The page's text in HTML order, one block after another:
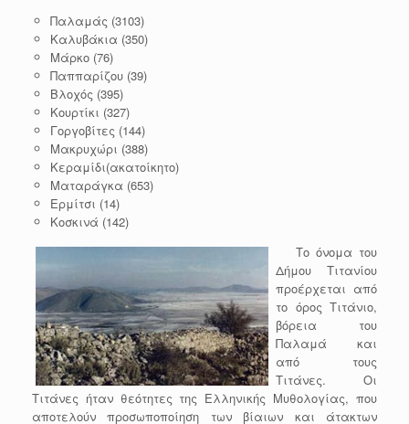
Παλαμάς (3103)
Καλυβάκια (350)
Μάρκο (76)
Παππαρίζου (39)
Βλοχός (395)
Κουρτίκι (327)
Γοργοβίτες (144)
Μακρυχώρι (388)
Κεραμίδι(ακατοίκητο)
Ματαράγκα (653)
Ερμίτσι (14)
Κοσκινά (142)
Το όνομα του
Δήμου Τιτανίου
προέρχεται από
το όρος Τιτάνιο,
βόρεια του
Παλαμά και
από τους
Τιτάνες. Οι
Τιτάνες ήταν θεότητες της Ελληνικής Μυθολογίας, που
αποτελούν προσωποποίηση των βίαιων και άτακτων